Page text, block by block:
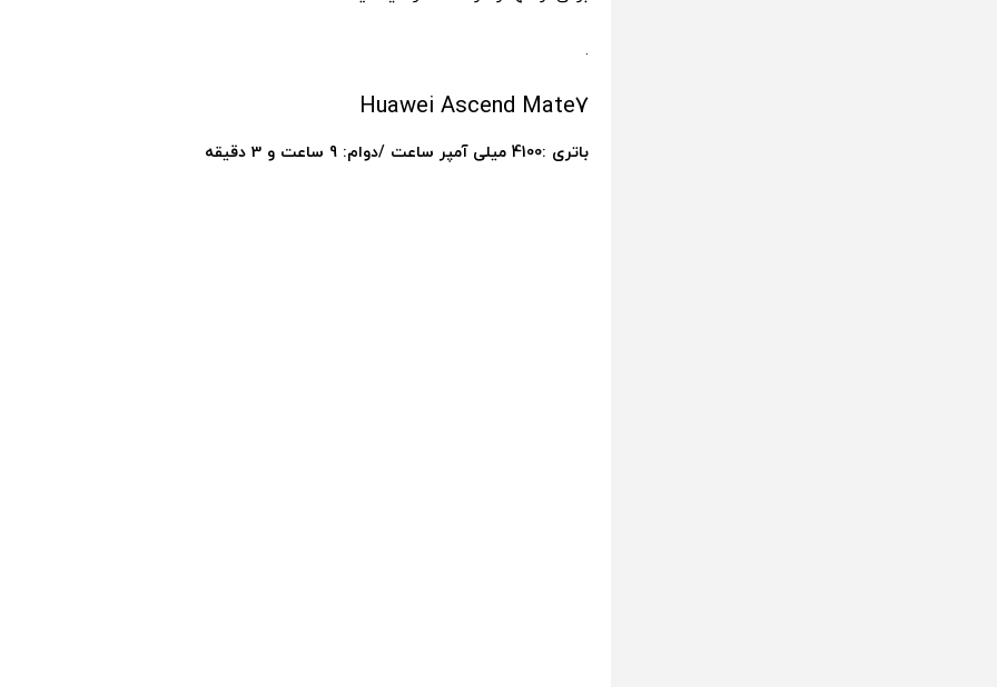
.
Huawei Ascend Mate7
باتری :4100 میلی آمپر ساعت /دوام: 9 ساعت و 3 دقیقه